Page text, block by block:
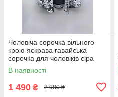
Чоловіча сорочка вільного
крою яскрава гавайська
сорочка для чоловіків сіра
В наявності
1 490 ₴ 2 980 ₴